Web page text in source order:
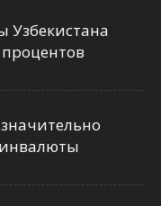
Узбекистана